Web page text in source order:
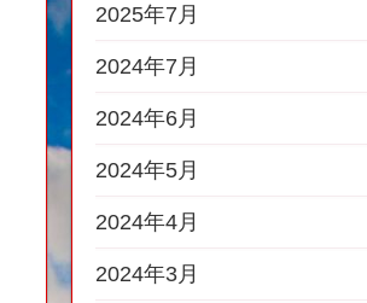
2025年7月
2024年7月
2024年6月
2024年5月
2024年4月
2024年3月